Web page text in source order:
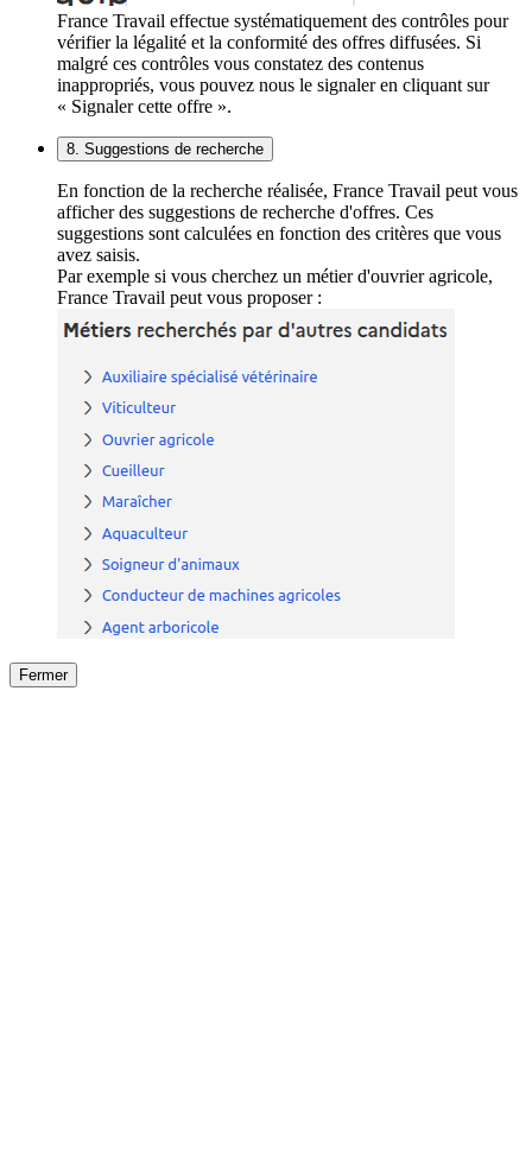
France Travail effectue systématiquement des contrôles pour
vérifier la légalité et la conformité des offres diffusées. Si
malgré ces contrôles vous constatez des contenus
inappropriés, vous pouvez nous le signaler en cliquant sur
« Signaler cette offre ».
8. Suggestions de recherche
En fonction de la recherche réalisée, France Travail peut vous
afficher des suggestions de recherche d'offres. Ces
suggestions sont calculées en fonction des critères que vous
avez saisis.
Par exemple si vous cherchez un métier d'ouvrier agricole,
France Travail peut vous proposer :
Fermer